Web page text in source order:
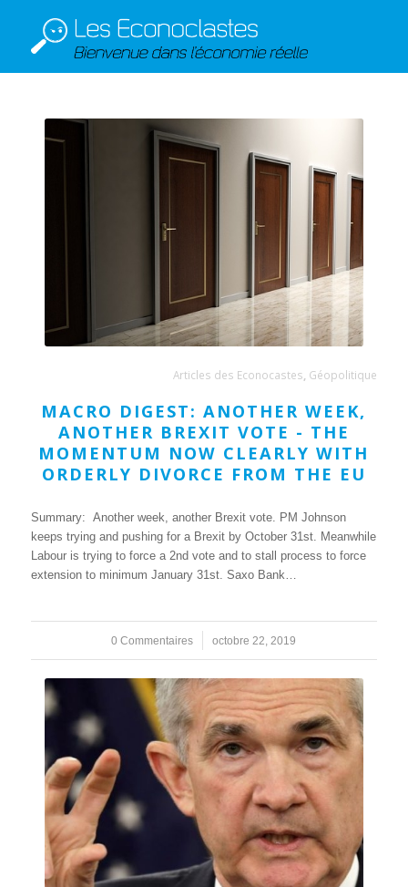
Articles des Econocastes Géopolitique
MACRO DIGEST: ANOTHER WEEK,
ANOTHER BREXIT VOTE - THE
MOMENTUM NOW CLEARLY WITH
ORDERLY DIVORCE FROM THE EU
Summary: Another week, another Brexit vote. PM Johnson
keeps trying and pushing for a Brexit by October 31st. Meanwhile
Labour is trying to force a 2nd vote and to stall process to force
extension to minimum January 31st. Saxo Bank…
0 Commentaires
/ octobre 22, 2019